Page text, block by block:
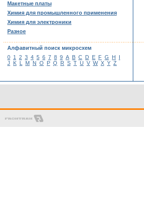
Макетные платы
Химия для промышленного применения
Химия для электроники
Разное
Алфавитный поиск микросхем
0 1 2 3 4 5 6 7 8 9 A B C D E F G H
I
J
K L M N O P Q R S T U V W X Y Z